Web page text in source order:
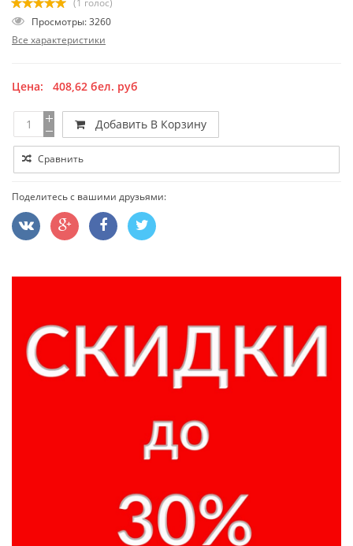
(1 голос)
Просмотры: 3260
Все характеристики
Цена: 408,62 бел. руб
Добавить В Корзину
Сравнить
Поделитесь с вашими друзьями: